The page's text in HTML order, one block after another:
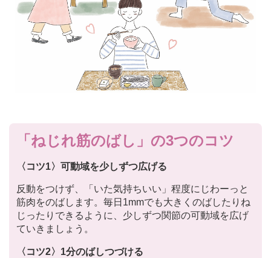
「ねじれ筋のばし」の3つのコツ
〈コツ1〉可動域を少しずつ広げる
反動をつけず、「いた気持ちいい」程度にじわーっと
筋肉をのばします。毎日1mmでも大きくのばしたりね
じったりできるように、少しずつ関節の可動域を広げ
ていきましょう。
〈コツ2〉1分のばしつづける